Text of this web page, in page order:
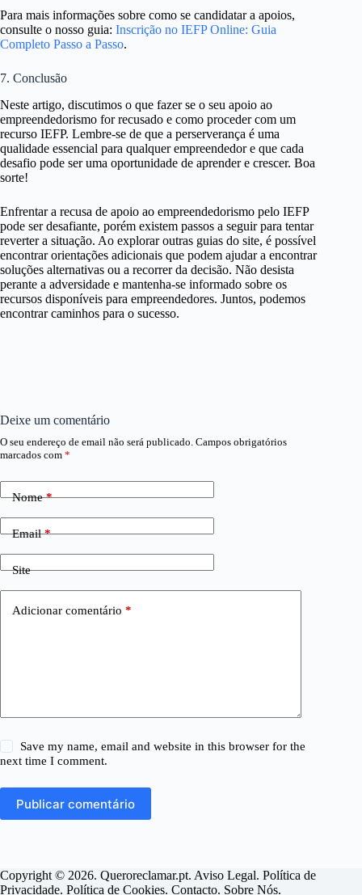
Para mais informações sobre como se candidatar a apoios,
consulte o nosso guia: Inscrição no IEFP Online: Guia
Completo Passo a Passo.
7. Conclusão
Neste artigo, discutimos o que fazer se o seu apoio ao
empreendedorismo for recusado e como proceder com um
recurso IEFP. Lembre-se de que a perserverança é uma
qualidade essencial para qualquer empreendedor e que cada
desafio pode ser uma oportunidade de aprender e crescer. Boa
sorte!
Enfrentar a recusa de apoio ao empreendedorismo pelo IEFP
pode ser desafiante, porém existem passos a seguir para tentar
reverter a situação. Ao explorar outras guias do site, é possível
encontrar orientações adicionais que podem ajudar a encontrar
soluções alternativas ou a recorrer da decisão. Não desista
perante a adversidade e mantenha-se informado sobre os
recursos disponíveis para empreendedores. Juntos, podemos
encontrar caminhos para o sucesso.
Deixe um comentário
O seu endereço de email não será publicado. Campos obrigatórios
marcados com *
Nome*
Email*
Site
Adicionar comentário *
Save my name, email and website in this browser for the
next time I comment.
Publicar comentário
Copyright © 2026. Queroreclamar.pt. Aviso Legal. Política de
Privacidade. Política de Cookies. Contacto. Sobre Nós.